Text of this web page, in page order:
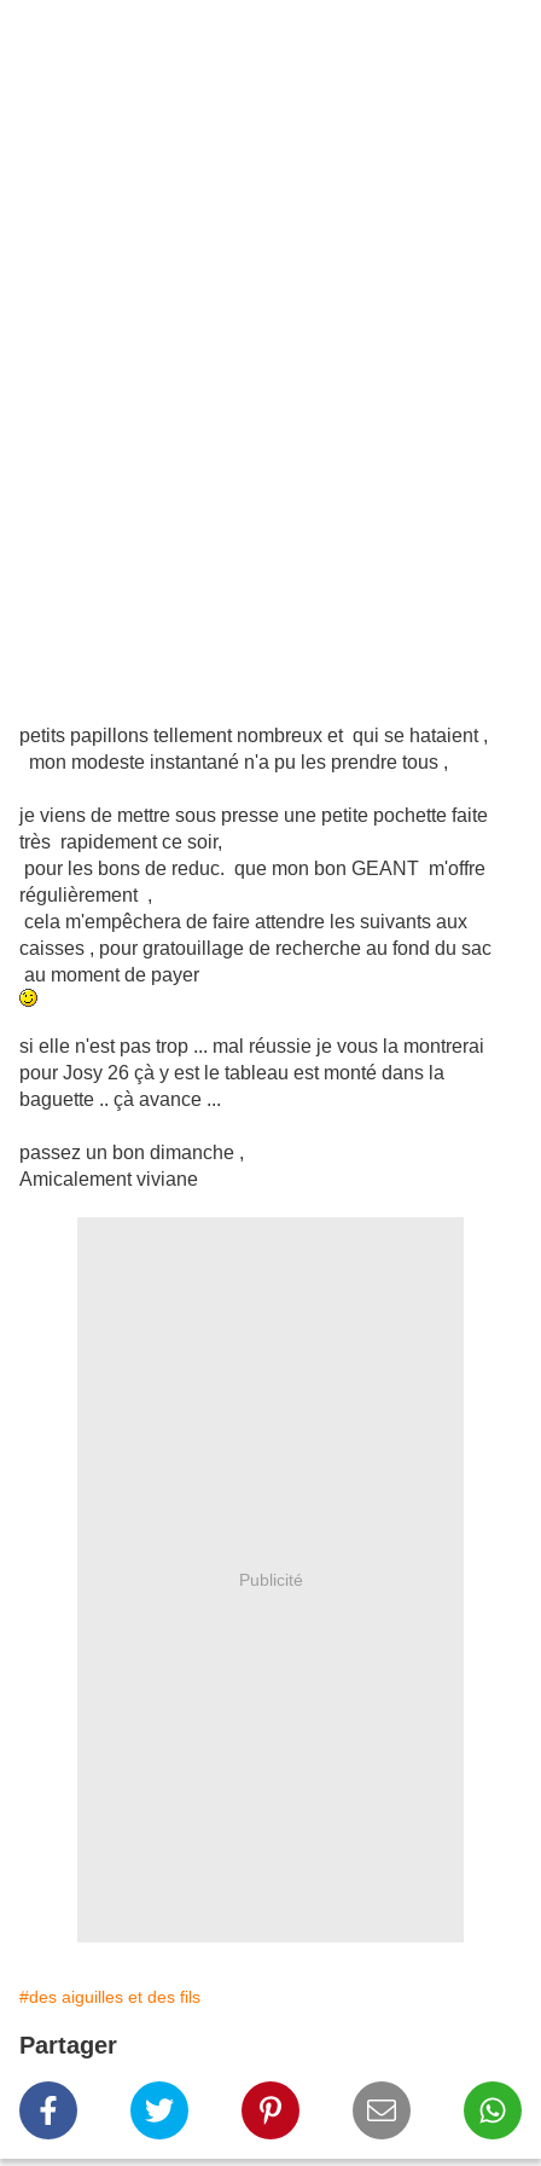
petits papillons tellement nombreux et qui se hataient ,
mon modeste instantané n'a pu les prendre tous ,
je viens de mettre sous presse une petite pochette faite
très rapidement ce soir,
pour les bons de reduc. que mon bon GEANT m'offre
régulièrement ,
cela m'empêchera de faire attendre les suivants aux
caisses , pour gratouillage de recherche au fond du sac
au moment de payer
si elle n'est pas trop ... mal réussie je vous la montrerai
pour Josy 26 çà y est le tableau est monté dans la
baguette .. çà avance ...
passez un bon dimanche ,
Amicalement viviane
Publicité
#des aiguilles et des fils
Partager